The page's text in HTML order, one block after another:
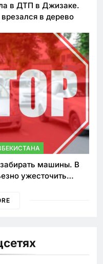
в ДТП в Джизаке.
в дерево
забирать машины. В
ужесточить